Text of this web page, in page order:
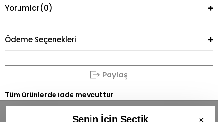
Yorumlar(0)
Ödeme Seçenekleri
Paylaş
Tüm ürünlerde iade mevcuttur
Senin İçin Seçtik ×